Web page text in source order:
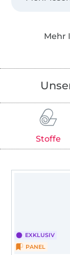
Englisch,
Mehr
Stoffe
EXKLUSIV
PANEL